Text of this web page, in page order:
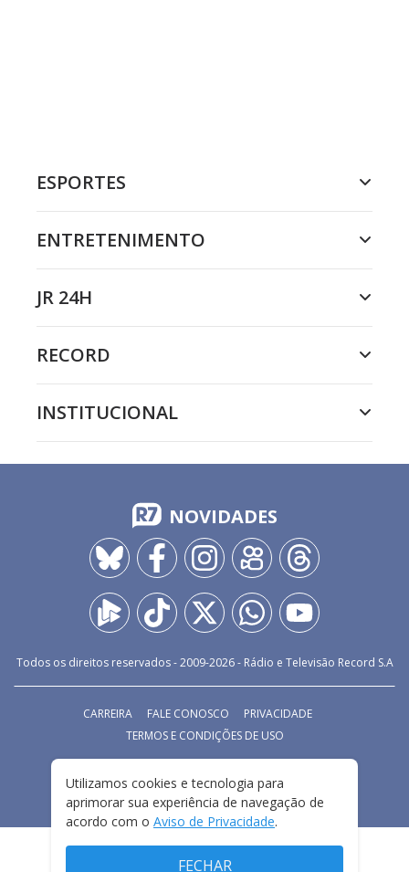
ESPORTES
ENTRETENIMENTO
JR 24H
RECORD
INSTITUCIONAL
NOVIDADES
Todos os direitos reservados - 2009-2026- Rádio e Televisão Record S.A
CARREIRA FALE CONOSCO
PRIVACIDADE
TERMOS E CONDIÇÕES DE USO
Utilizamos cookies e tecnologia para
aprimorar sua experiência de navegação de
acordo com o Aviso de Privacidade.
FECHAR